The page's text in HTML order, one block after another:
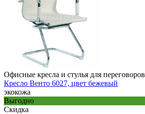
Офисные кресла и стулья для переговоров
Кресло Венто 6027, цвет бежевый
экокожа
Выгодно
Скидка